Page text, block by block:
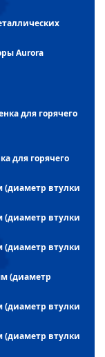
Aurora
для горячего
для горячего
втулки
втулки
втулки
(диаметр
втулки
втулки